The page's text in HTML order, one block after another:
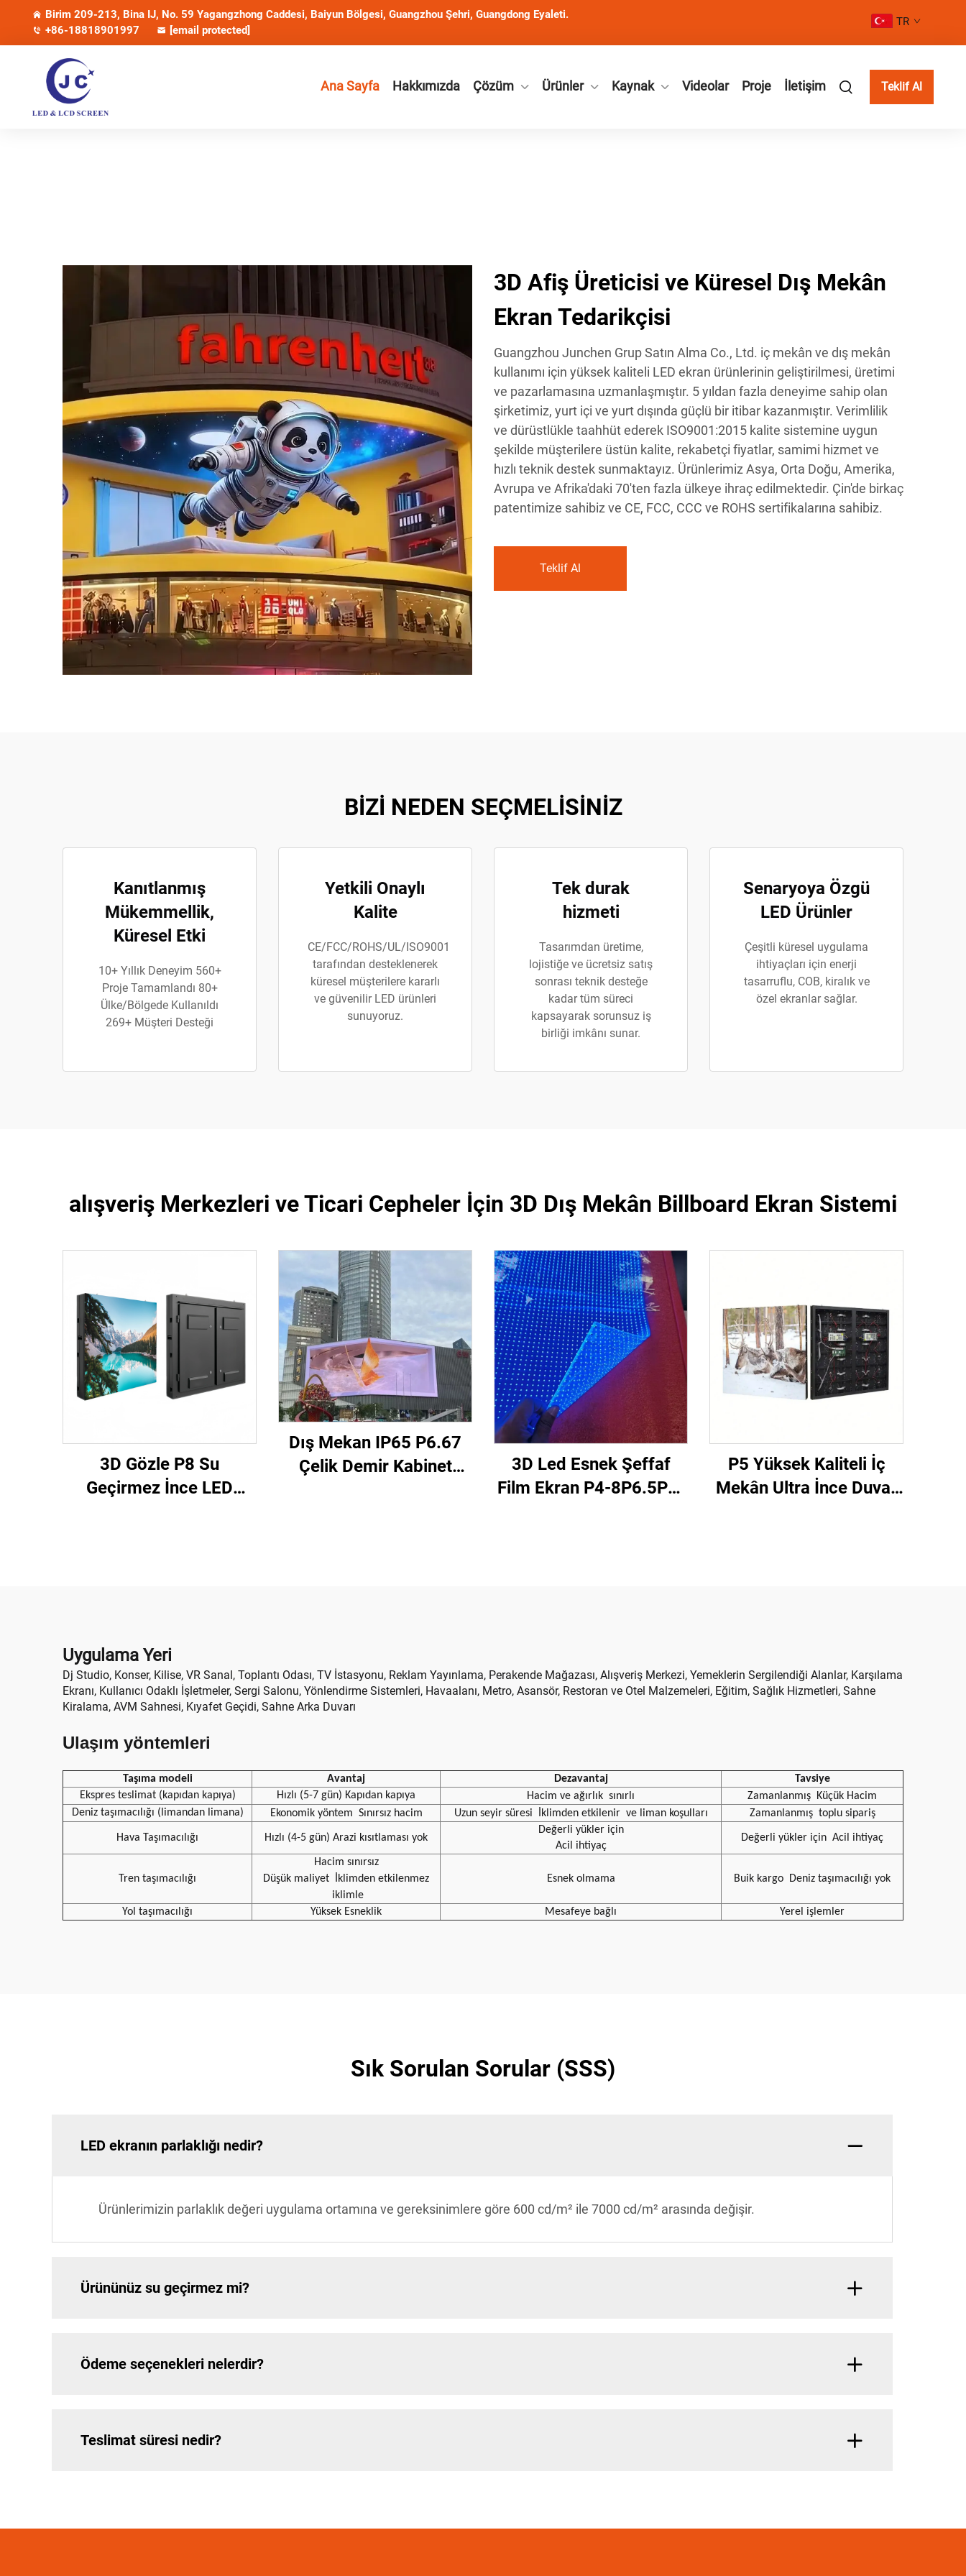
Birim 209-213, Bina IJ, No. 59 Yagangzhong Caddesi, Baiyun Bölgesi, Guangzhou Şehri, Guangdong Eyaleti.
+86-18818901997
[email protected]
TR
Ana Sayfa Hakkımızda Çözüm Ürünler Kaynak Videolar Proje İletişim Teklif Al
3D Afiş Üreticisi ve Küresel Dış Mekân
Ekran Tedarikçisi
Guangzhou Junchen Grup Satın Alma Co., Ltd. iç mekân ve dış mekân
kullanımı için yüksek kaliteli LED ekran ürünlerinin geliştirilmesi, üretimi
ve pazarlamasına uzmanlaşmıştır. 5 yıldan fazla deneyime sahip olan
şirketimiz, yurt içi ve yurt dışında güçlü bir itibar kazanmıştır. Verimlilik
ve dürüstlükle taahhüt ederek ISO9001:2015 kalite sistemine uygun
şekilde müşterilere üstün kalite, rekabetçi fiyatlar, samimi hizmet ve
hızlı teknik destek sunmaktayız. Ürünlerimiz Asya, Orta Doğu, Amerika,
Avrupa ve Afrika'daki 70'ten fazla ülkeye ihraç edilmektedir. Çin'de birkaç
patentimize sahibiz ve CE, FCC, CCC ve ROHS sertifikalarına sahibiz.
Teklif Al
BİZİ NEDEN SEÇMELİSİNİZ
Kanıtlanmış
Mükemmellik,
Küresel Etki
10+ Yıllık Deneyim 560+
Proje Tamamlandı 80+
Ülke/Bölgede Kullanıldı
269+ Müşteri Desteği
Yetkili Onaylı
Kalite
CE/FCC/ROHS/UL/ISO9001
tarafından desteklenerek
küresel müşterilere kararlı
ve güvenilir LED ürünleri
sunuyoruz.
Tek durak
hizmeti
Tasarımdan üretime,
lojistiğe ve ücretsiz satış
sonrası teknik desteğe
kadar tüm süreci
kapsayarak sorunsuz iş
birliği imkânı sunar.
Senaryoya Özgü
LED Ürünler
Çeşitli küresel uygulama
ihtiyaçları için enerji
tasarruflu, COB, kiralık ve
özel ekranlar sağlar.
alışveriş Merkezleri ve Ticari Cepheler İçin 3D Dış Mekân Billboard Ekran Sistemi
3D Gözle P8 Su
Geçirmez İnce LED
Dış Mekan IP65 P6.67
Çelik Demir Kabinet
3D Led Esnek Şeffaf
Film Ekran P4-8P6.5P5-
P5 Yüksek Kaliteli İç
Mekân Ultra İnce Duvar
Uygulama Yeri
Dj Studio, Konser, Kilise, VR Sanal, Toplantı Odası, TV İstasyonu, Reklam Yayınlama, Perakende Mağazası, Alışveriş Merkezi, Yemeklerin Sergilendiği Alanlar, Karşılama
Ekranı, Kullanıcı Odaklı İşletmeler, Sergi Salonu, Yönlendirme Sistemleri, Havaalanı, Metro, Asansör, Restoran ve Otel Malzemeleri, Eğitim, Sağlık Hizmetleri, Sahne
Kiralama, AVM Sahnesi, Kıyafet Geçidi, Sahne Arka Duvarı
Ulaşım yöntemleri
Taşıma modeli Avantaj Dezavantaj
Tavsiye
Ekspres teslimat (kapıdan kapıya)
Hızlı (5-7 gün) Kapıdan kapıya Hacim ve ağırlık sınırlı Zamanlanmış
Küçük Hacim
Deniz taşımacılığı (limandan limana)
Ekonomik yöntem Sınırsız hacim Uzun seyir süresi İklimden etkilenir ve liman koşulları Zamanlanmış toplu sipariş
Hava Taşımacılığı Hızlı (4-5 gün) Arazi kısıtlaması yok
Değerli yükler için
Acil ihtiyaç
Değerli yükler için Acil ihtiyaç
Tren taşımacılığı
Hacim sınırsız
Düşük maliyet
İklimden etkilenmez
iklimle
Esnek olmama Buik kargo Deniz taşımacılığı yok
Yol taşımacılığı Yüksek Esneklik Mesafeye bağlı Yerel işlemler
Sık Sorulan Sorular (SSS)
LED ekranın parlaklığı nedir?
Ürünlerimizin parlaklık değeri uygulama ortamına ve gereksinimlere göre 600 cd/m² ile 7000 cd/m² arasında değişir.
Ürününüz su geçirmez mi?
Ödeme seçenekleri nelerdir?
Teslimat süresi nedir?